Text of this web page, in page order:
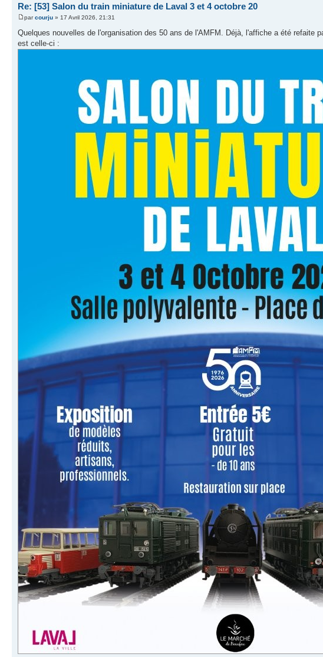
Re: [53] Salon du train miniature de Laval 3 et 4 octobre 20
parcourju » 17 Avril 2026, 21:31
Quelques nouvelles de l'organisation des 50 ans de l'AMFM. Déjà, l'affiche a été
est celle-ci :